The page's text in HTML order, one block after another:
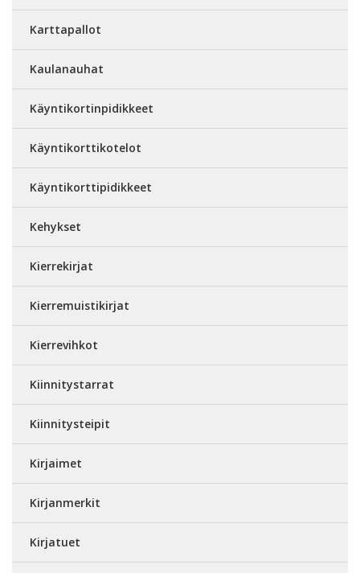
Karttapallot
Kaulanauhat
Käyntikortinpidikkeet
Käyntikorttikotelot
Käyntikorttipidikkeet
Kehykset
Kierrekirjat
Kierremuistikirjat
Kierrevihkot
Kiinnitystarrat
Kiinnitysteipit
Kirjaimet
Kirjanmerkit
Kirjatuet